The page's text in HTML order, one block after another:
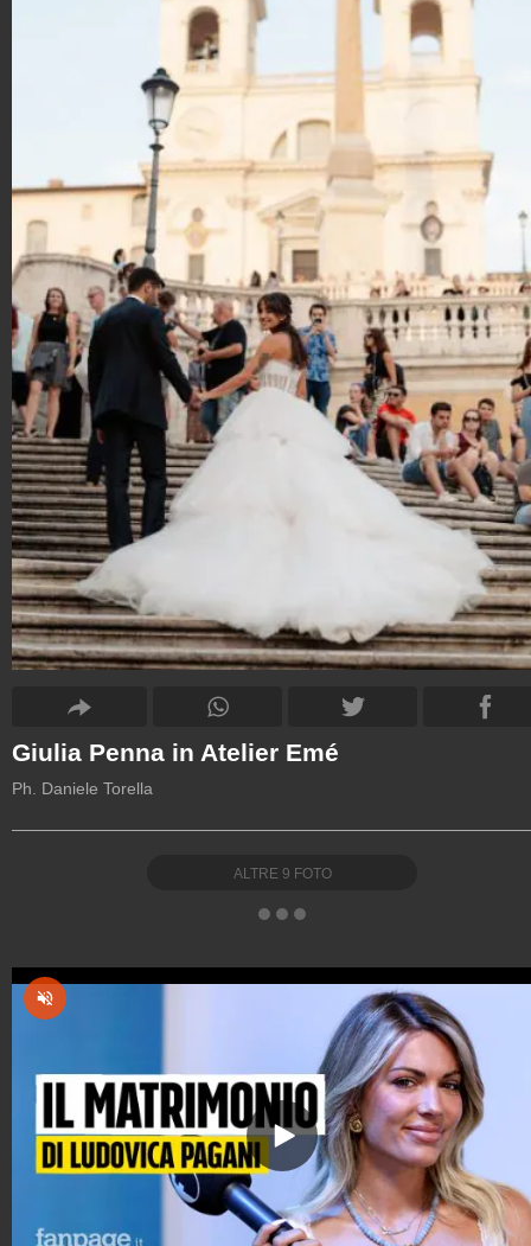
Giulia Penna in Atelier Emé
Ph. Daniele Torella
ALTRE 9 FOTO